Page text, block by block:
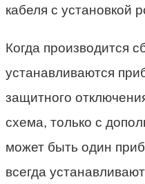
кабеля с установкой
Когда производится
устанавливаются
защитного
схема, только с
может быть один
всегда